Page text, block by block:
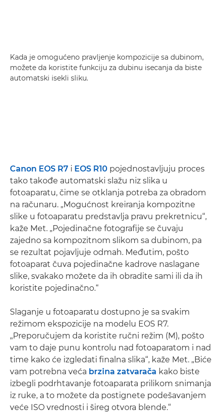
Kada je omogućeno pravljenje kompozicije sa dubinom,
možete da koristite funkciju za dubinu isecanja da biste
automatski isekli sliku.
Canon EOS R7 i EOS R10 pojednostavljuju proces
tako takođe automatski slažu niz slika u
fotoaparatu, čime se otklanja potreba za obradom
na računaru. „Mogućnost kreiranja kompozitne
slike u fotoaparatu predstavlja pravu prekretnicu“,
kaže Met. „Pojedinačne fotografije se čuvaju
zajedno sa kompozitnom slikom sa dubinom, pa
se rezultat pojavljuje odmah. Međutim, pošto
fotoaparat čuva pojedinačne kadrove naslagane
slike, svakako možete da ih obradite sami ili da ih
koristite pojedinačno.“
Slaganje u fotoaparatu dostupno je sa svakim
režimom ekspozicije na modelu EOS R7.
„Preporučujem da koristite ručni režim (M), pošto
vam to daje punu kontrolu nad fotoaparatom i nad
time kako će izgledati finalna slika“, kaže Met. „Biće
vam potrebna veća brzina zatvarača kako biste
izbegli podrhtavanje fotoaparata prilikom snimanja
iz ruke, a to možete da postignete podešavanjem
veće ISO vrednosti i šireg otvora blende.“